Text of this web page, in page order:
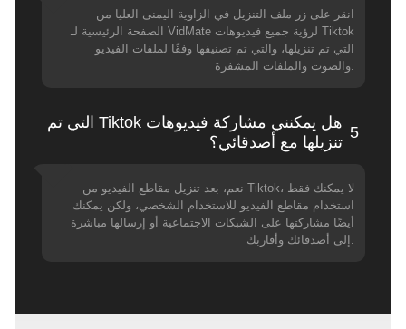
انقر على زر ملف التنزيل في الزاوية اليمنى العليا من
الصفحة الرئيسية لـ VidMate لرؤية جميع فيديوهات Tiktok
التي تم تنزيلها، والتي تم تصنيفها وفقًا لملفات الفيديو
والصوت والملفات المشفرة.
هل يمكنني مشاركة فيديوهات Tiktok التي تم
تنزيلها مع أصدقائي؟
5
نعم، بعد تنزيل مقاطع الفيديو من Tiktok، لا يمكنك فقط
استخدام مقاطع الفيديو للاستخدام الشخصي، ولكن يمكنك
أيضًا مشاركتها على الشبكات الاجتماعية أو إرسالها مباشرة